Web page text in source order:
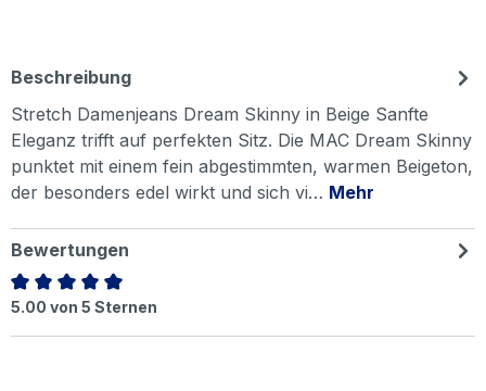
Beschreibung
Stretch Damenjeans Dream Skinny in Beige Sanfte
Eleganz trifft auf perfekten Sitz. Die MAC Dream Skinny
punktet mit einem fein abgestimmten, warmen Beigeton,
der besonders edel wirkt und sich vi… Mehr
Bewertungen
Durchschnittliche Bewertung von 5 von 5 Sternen
5.00 von 5 Sternen